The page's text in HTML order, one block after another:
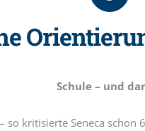
Schule – und
so kritisierte Seneca schon